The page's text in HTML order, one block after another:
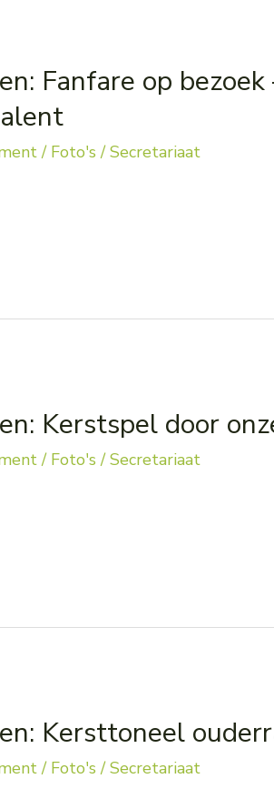
Fanfare op bezoek
/ Foto's /Secretariaat
Kerstspel door
/ Foto's /Secretariaat
Kersttoneel
/ Foto's /Secretariaat